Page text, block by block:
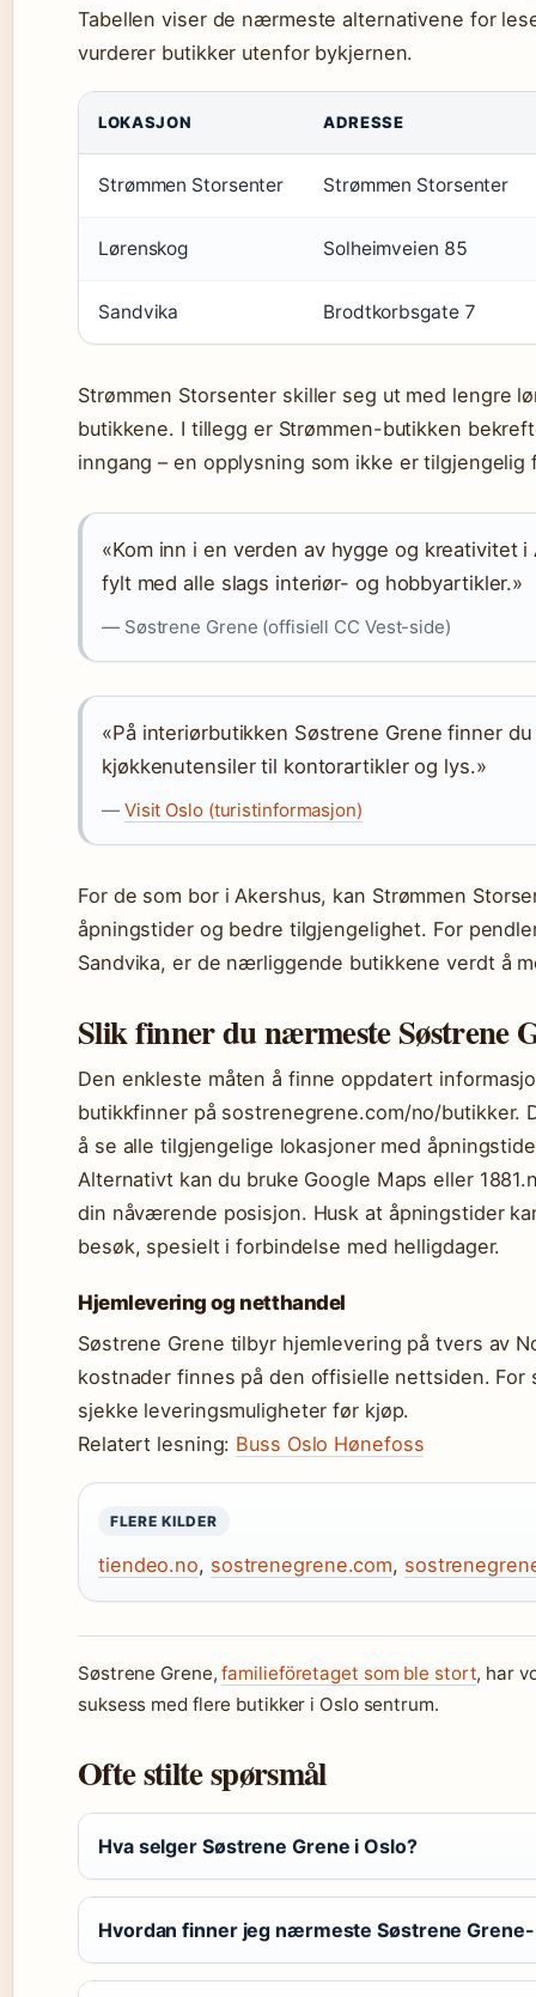
Tabellen viser de nærmeste alternativene for
vurderer butikker utenfor bykjernen.
LOKASJON ADRESSE
Strømmen Storsenter Strømmen Storsenter
Lørenskog Solheimveien 85
Sandvika Brodtkorbsgate 7
Strømmen Storsenter skiller seg ut med lengre
butikkene. I tillegg er Strømmen-butikken
inngang – en opplysning som ikke er tilgjengelig
«Kom inn i en verden av hygge og kreativitet
fylt med alle slags interiør- og hobbyartikler.»
— Søstrene Grene (offisiell CC Vest-side)
«På interiørbutikken Søstrene Grene finner
kjøkkenutensiler til kontorartikler og lys.»
— Visit Oslo (turistinformasjon)
For de som bor i Akershus, kan Strømmen
åpningstider og bedre tilgjengelighet. For
Sandvika, er de nærliggende butikkene verdt å
Slik finner du nærmeste Søstrene
Den enkleste måten å finne oppdatert
butikkfinner på sostrenegrene.com/no/butikker.
å se alle tilgjengelige lokasjoner med
Alternativt kan du bruke Google Maps eller
din nåværende posisjon. Husk at åpningstider
besøk, spesielt i forbindelse med helligdager.
Hjemlevering og netthandel
Søstrene Grene tilbyr hjemlevering på tvers av
kostnader finnes på den offisielle nettsiden.
sjekke leveringsmuligheter før kjøp.
Relatert lesning: Buss Oslo Hønefoss
FLERE KILDER
tiendeo.no, sostrenegrene.com,
Søstrene Grene,familieföretaget som ble stort, har
suksess med flere butikker i Oslo sentrum.
Ofte stilte spørsmål
Hva selger Søstrene Grene i Oslo?
Hvordan finner jeg nærmeste Søstrene